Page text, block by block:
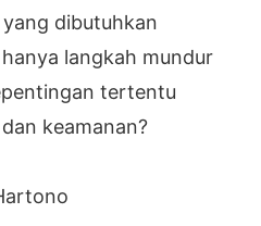
dibutuhkan
langkah mundur
tertentu
keamanan?